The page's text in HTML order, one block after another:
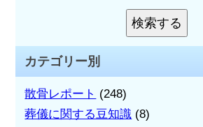
ン
索:
検索する
検
カテゴリー別
散骨レポート (248)
葬儀に関する豆知識 (8)